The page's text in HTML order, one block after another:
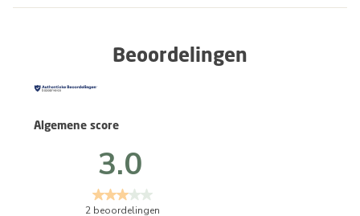
Beoordelingen
Algemene score
3.0
2 beoordelingen